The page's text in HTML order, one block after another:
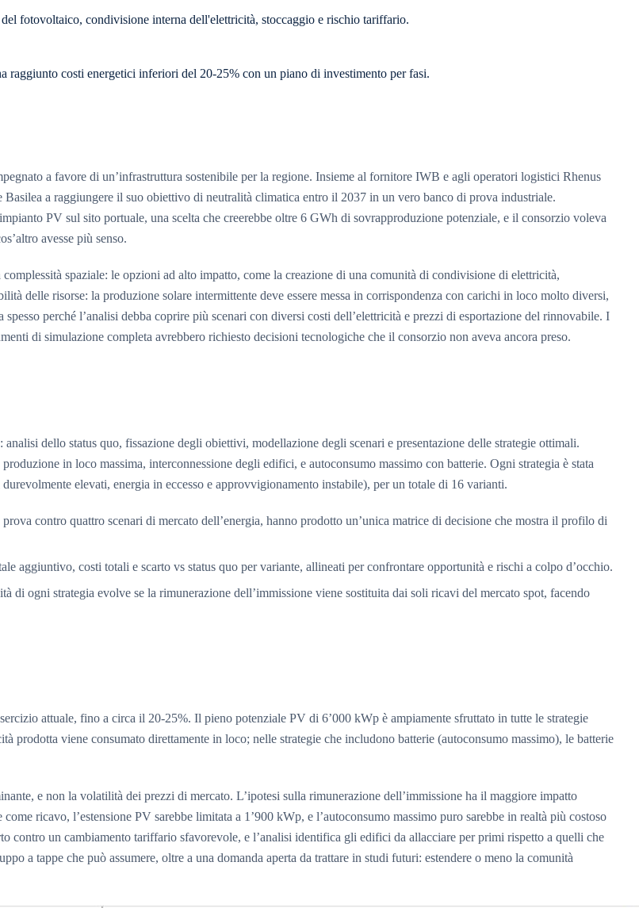
fotovoltaico, condivisione interna dell'elettricità, stoccaggio e rischio tariffario.
raggiunto costi energetici inferiori del 20-25% con un piano di investimento per fasi.
a favore di un’infrastruttura sostenibile per la regione. Insieme al fornitore IWB e agli operatori logistici Rhenus
a raggiungere il suo obiettivo di neutralità climatica entro il 2037 in un vero banco di prova industriale.
PV sul sito portuale, una scelta che creerebbe oltre 6 GWh di sovrapproduzione potenziale, e il consorzio voleva
avesse più senso.
spaziale: le opzioni ad alto impatto, come la creazione di una comunità di condivisione di elettricità,
delle risorse: la produzione solare intermittente deve essere messa in corrispondenza con carichi in loco molto diversi,
perché l’analisi debba coprire più scenari con diversi costi dell’elettricità e prezzi di esportazione del rinnovabile. I
di simulazione completa avrebbero richiesto decisioni tecnologiche che il consorzio non aveva ancora preso.
dello status quo, fissazione degli obiettivi, modellazione degli scenari e presentazione delle strategie ottimali.
in loco massima, interconnessione degli edifici, e autoconsumo massimo con batterie. Ogni strategia è stata
elevati, energia in eccesso e approvvigionamento instabile), per un totale di 16 varianti.
contro quattro scenari di mercato dell’energia, hanno prodotto un’unica matrice di decisione che mostra il profilo di
aggiuntivo, costi totali e scarto vs status quo per variante, allineati per confrontare opportunità e rischi a colpo d’occhio.
di ogni strategia evolve se la rimunerazione dell’immissione viene sostituita dai soli ricavi del mercato spot, facendo
attuale, fino a circa il 20-25%. Il pieno potenziale PV di 6’000 kWp è ampiamente sfruttato in tutte le strategie
prodotta viene consumato direttamente in loco; nelle strategie che includono batterie (autoconsumo massimo), le batterie
e non la volatilità dei prezzi di mercato. L’ipotesi sulla rimunerazione dell’immissione ha il maggiore impatto
ricavo, l’estensione PV sarebbe limitata a 1’900 kWp, e l’autoconsumo massimo puro sarebbe in realtà più costoso
contro un cambiamento tariffario sfavorevole, e l’analisi identifica gli edifici da allacciare per primi rispetto a quelli che
a tappe che può assumere, oltre a una domanda aperta da trattare in studi futuri: estendere o meno la comunità